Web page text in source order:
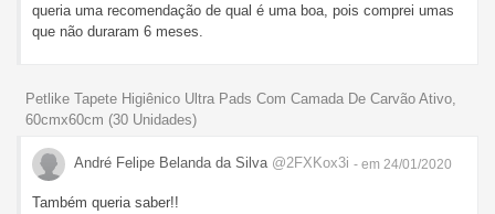
queria uma recomendação de qual é uma boa, pois comprei umas
que não duraram 6 meses.
Petlike Tapete Higiênico Ultra Pads Com Camada De Carvão Ativo,
60cmx60cm (30 Unidades)
André Felipe Belanda da Silva @2FXKox3i - em 24/01/2020
Também queria saber!!